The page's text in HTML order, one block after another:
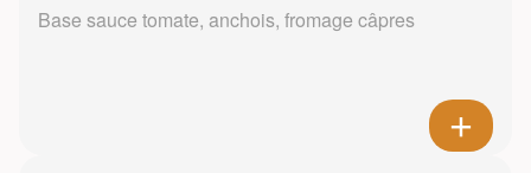
Base sauce tomate, anchois, fromage câpres